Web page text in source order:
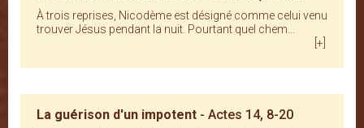
À trois reprises, Nicodème est désigné comme celui venu
trouver Jésus pendant la nuit. Pourtant quel chem...
[+]
La guérison d'un impotent - Actes 14, 8-20